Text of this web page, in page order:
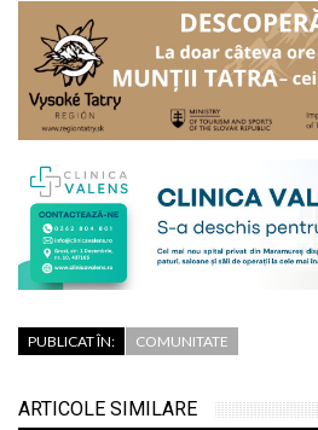
PUBLICAT ÎN: COMUNITATE
ARTICOLE SIMILARE